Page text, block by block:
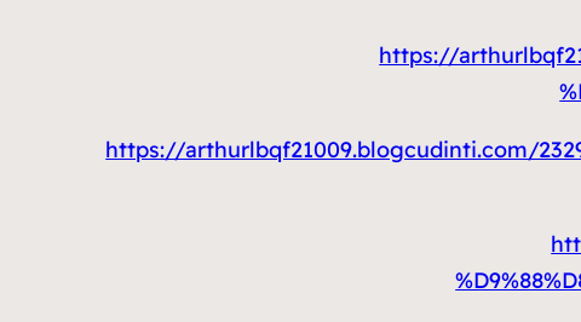
https://
https://arthurlbqf21009.blogcudinti.com/